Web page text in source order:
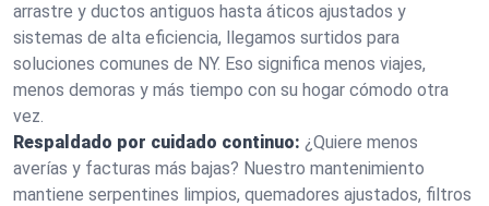
arrastre y ductos antiguos hasta áticos ajustados y
sistemas de alta eficiencia, llegamos surtidos para
soluciones comunes de NY. Eso significa menos viajes,
menos demoras y más tiempo con su hogar cómodo otra
vez.
Respaldado por cuidado continuo: ¿Quiere menos
averías y facturas más bajas? Nuestro mantenimiento
mantiene serpentines limpios, quemadores ajustados, filtros